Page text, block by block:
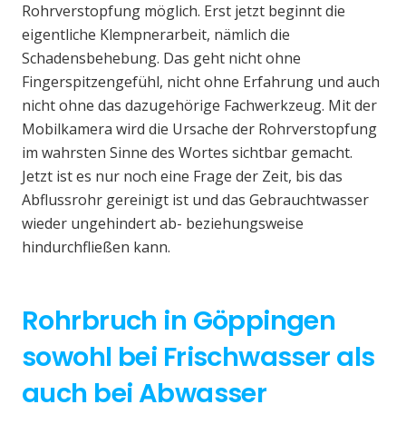
Rohrverstopfung möglich. Erst jetzt beginnt die
eigentliche Klempnerarbeit, nämlich die
Schadensbehebung. Das geht nicht ohne
Fingerspitzengefühl, nicht ohne Erfahrung und auch
nicht ohne das dazugehörige Fachwerkzeug. Mit der
Mobilkamera wird die Ursache der Rohrverstopfung
im wahrsten Sinne des Wortes sichtbar gemacht.
Jetzt ist es nur noch eine Frage der Zeit, bis das
Abflussrohr gereinigt ist und das Gebrauchtwasser
wieder ungehindert ab- beziehungsweise
hindurchfließen kann.
Rohrbruch in Göppingen
sowohl bei Frischwasser als
auch bei Abwasser